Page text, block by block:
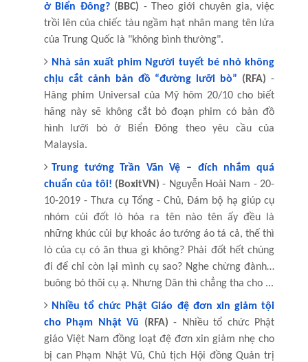
ở Biển Đông?(BBC) - Theo giới chuyên gia, việc
trồi lên của chiếc tàu ngầm hạt nhân mang tên lửa
của Trung Quốc là "không bình thường".
Nhà sản xuất phim Người tuyết bé nhỏ không
chịu cắt cảnh bản đồ “đường lưỡi bò” (RFA) -
Hãng phim Universal của Mỹ hôm 20/10 cho biết
hãng này sẽ không cắt bỏ đoạn phim có bản đồ
hình lưỡi bò ở Biển Đông theo yêu cầu của
Malaysia.
Trung tướng Trần Văn Vệ – đích nhắm quá
chuẩn của tôi! (BoxitVN) - Nguyễn Hoài Nam - 20-
10-2019 - Thưa cụ Tổng - Chủ, Đám bộ hạ giúp cụ
nhóm củi đốt lò hóa ra tên nào tên ấy đều là
những khúc củi bự khoác áo tướng áo tá cả, thế thì
lò của cụ có ăn thua gì không? Phải đốt hết chúng
đi để chỉ còn lại mình cụ sao? Nghe chừng đành…
buông bỏ thôi cụ ạ. Nhưng Dân thì chẳng tha cho ...
Nhiều tổ chức Phật Giáo đệ đơn xin giảm tội
cho Phạm Nhật Vũ (RFA) - Nhiều tổ chức Phật
giáo Việt Nam đồng loạt đệ đơn xin giảm nhẹ cho
bị can Phạm Nhật Vũ, Chủ tịch Hội đồng Quản trị